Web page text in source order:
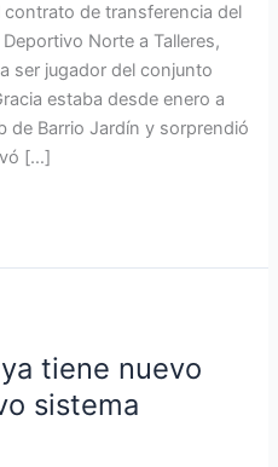
de transferencia del
Norte a Talleres,
ser jugador del conjunto
estaba desde enero a
de Barrio Jardín y sorprendió
[…]
tiene nuevo
sistema